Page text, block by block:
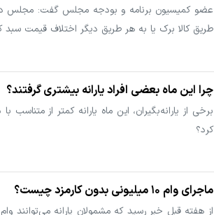
عضو کمیسیون برنامه و بودجه مجلس گفت: مجلس در
طریق کالا برک یا به هر طریق دیگر اختلاف قیمت سبد
چرا این ماه بعضی‌ افراد یارانه بیشتری گرفتند؟
برخی از یارانه‌بگیران، این ماه یارانه کمتر از
کرد؟
ماجرای وام ۱۰ میلیونی بدون کارمزد چیست؟